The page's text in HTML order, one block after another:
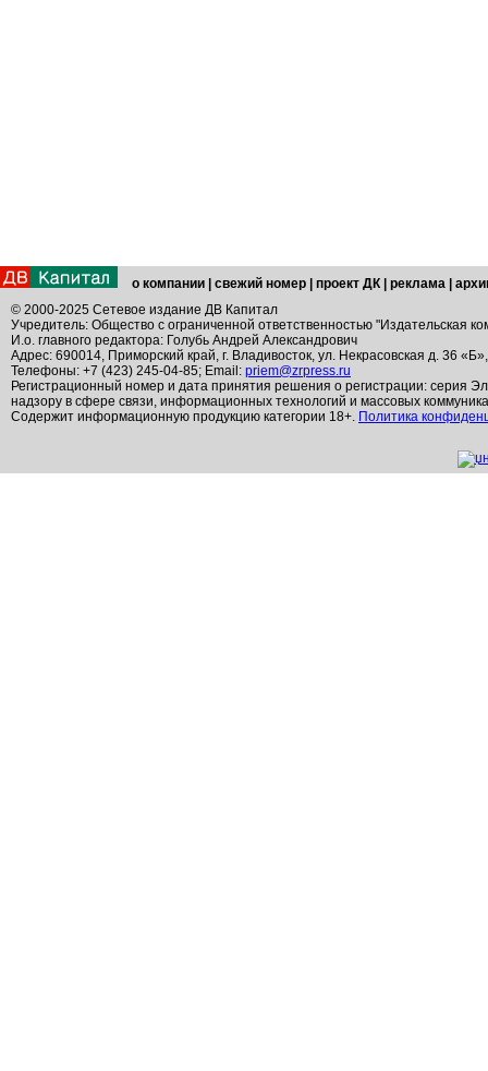
о компании свежий номер проект ДК реклама
© 2000-2025 Сетевое издание ДВ Капитал
Учредитель: Общество с ограниченной ответственностью "Издательская
И.о. главного редактора: Голубь Андрей Александрович
Адрес: 690014, Приморский край, г. Владивосток, ул. Некрасовская д. 36
Телефоны: +7 (423) 245-04-85; Email: priem@zrpress.ru
Регистрационный номер и дата принятия решения о регистрации: серия
надзору в сфере связи, информационных технологий и массовых
Содержит информационную продукцию категории 18+. Политика